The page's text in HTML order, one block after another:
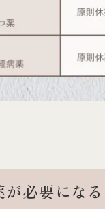
が必要にな